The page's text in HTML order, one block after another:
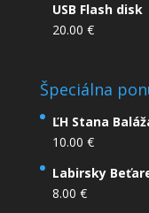
USB Flash disk
20.00 €
Špeciálna
ĽH Stana
10.00 €
Labirsky
8.00 €